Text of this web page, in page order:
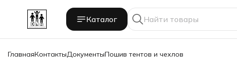
Каталог
ГлавнаяКонтактыДокументыПошив тентов и чехлов